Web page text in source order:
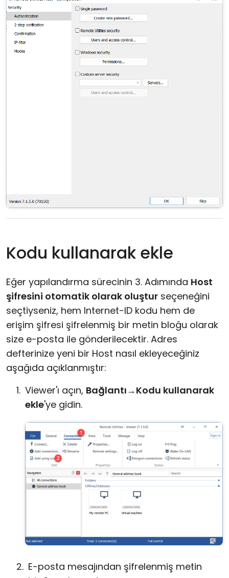
Kodu kullanarak ekle
Eğer yapılandırma sürecinin 3. Adımında Host
şifresini otomatik olarak oluştur seçeneğini
seçtiyseniz, hem Internet-ID kodu hem de
erişim şifresi şifrelenmiş bir metin bloğu olarak
size e-posta ile gönderilecektir. Adres
defterinize yeni bir Host nasıl ekleyeceğiniz
aşağıda açıklanmıştır:
Viewer'ı açın, Bağlantı→Kodu kullanarak
ekle'ye gidin.
E-posta mesajından şifrelenmiş metin